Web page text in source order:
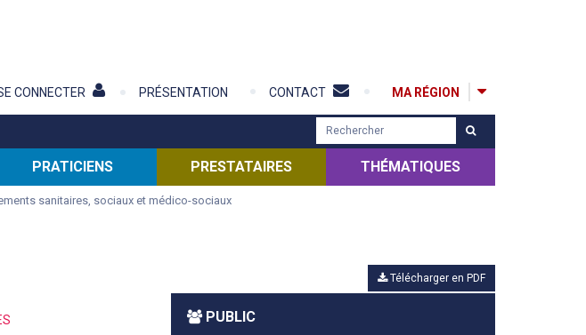
CONNECTER PRÉSENTATION CONTACT MA RÉGION
e
c
h
h
e
PRATICIENS PRESTATAIRES THÉMATIQUES
sanitaires, sociaux et médico-sociaux
Télécharger en PDF
PUBLIC